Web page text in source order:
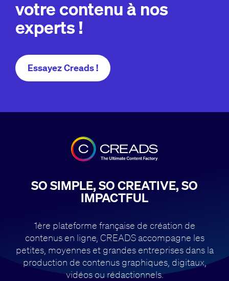
votre contenu à nos
experts !
Essayez Creads !
SO SIMPLE, SO CREATIVE, SO
IMPACTFUL
1ère plateforme française de création de
contenus en ligne, CREADS accompagne les
petites, moyennes et grandes entreprises dans la
production de contenus graphiques, digitaux,
vidéos ou rédactionnels.